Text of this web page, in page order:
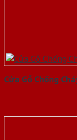
Cửa Gỗ Chống